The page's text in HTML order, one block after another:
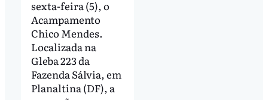
sexta-feira (5), o
Acampamento
Chico Mendes.
Localizada na
Gleba 223 da
Fazenda Sálvia, em
Planaltina (DF), a